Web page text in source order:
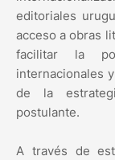
editoriales
acceso a obras
facilitar la
internacionales
de la
postulante.
A través de